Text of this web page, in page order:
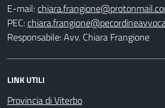
E-mail:
PEC:
Responsabile: Avv. Chiara Frangione
LINK UTILI
Provincia di Viterbo